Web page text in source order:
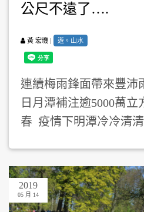
公尺不遠了….
黃 宏璣 | 遊。山水
連續梅雨鋒面帶來豐沛
日月潭補注逾5000萬
春 疫情下明潭冷冷清
2019
05 月 14